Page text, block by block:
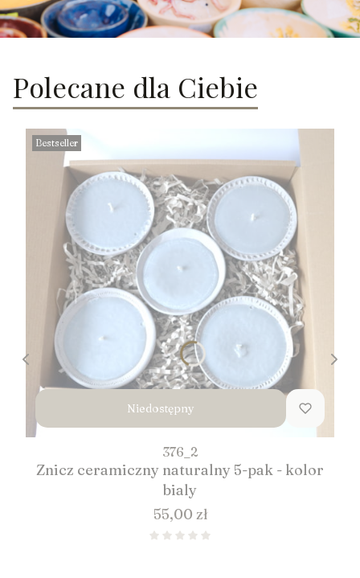
Polecane dla Ciebie
Bestseller
Niedostępny
376_2
Znicz ceramiczny naturalny 5-pak - kolor
bialy
Cena
55,00 zł